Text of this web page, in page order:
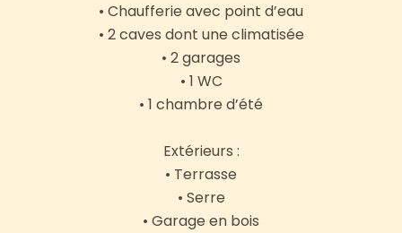
• Chaufferie avec point d’eau
• 2 caves dont une climatisée
• 2 garages
• 1 WC
• 1 chambre d’été
Extérieurs :
• Terrasse
• Serre
• Garage en bois